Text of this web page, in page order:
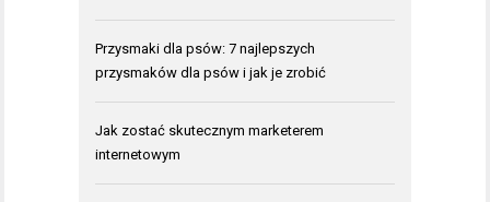
Przysmaki dla psów: 7 najlepszych
przysmaków dla psów i jak je zrobić
Jak zostać skutecznym marketerem
internetowym